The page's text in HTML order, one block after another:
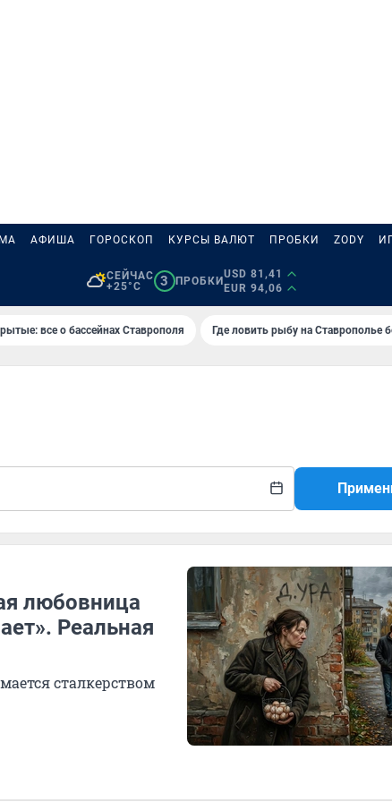
АФИША ГОРОСКОП КУРСЫ ВАЛЮТ ПРОБКИ ZODY
СЕЙЧАС
+25°C
3 ПРОБКИ
USD 81,41
EUR 94,06
все о бассейнах Ставрополя Где ловить рыбу на Ставрополье
любовница
Реальная
сталкерством